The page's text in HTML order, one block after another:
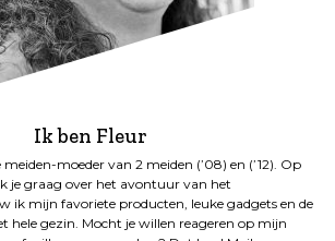
Ik ben Fleur
meiden-moeder van 2 meiden (’08) en (’12). Op
je graag over het avontuur van het
ik mijn favoriete producten, leuke gadgets en de
hele gezin. Mocht je willen reageren op mijn